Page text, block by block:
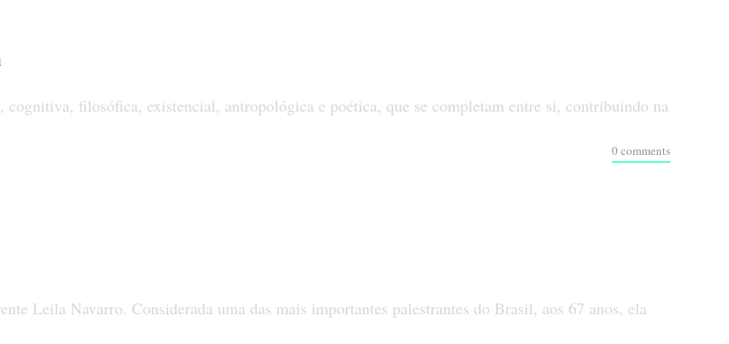
filosófica, existencial, antropológica e poética, que se completam entre si, contribuindo na
0 comments
Leila Navarro. Considerada uma das mais importantes palestrantes do Brasil, aos 67 anos, ela